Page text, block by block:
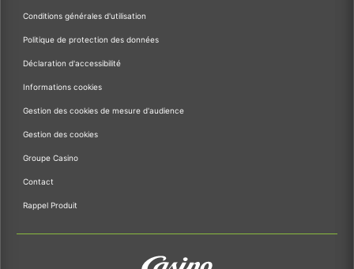
Conditions générales d'utilisation
Politique de protection des données
Déclaration d'accessibilité
Informations cookies
Gestion des cookies de mesure d'audience
Gestion des cookies
Groupe Casino
Contact
Rappel Produit